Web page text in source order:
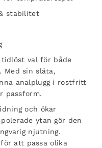
stabilitet
tidlöst val för både
Med sin släta,
analplugg i rostfritt
passform.
och ökar
ytan gör den
njutning.
att passa olika